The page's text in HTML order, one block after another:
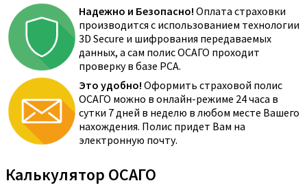
Надежно и Безопасно! Оплата страховки
производится с использованием технологии
3D Secure и шифрования передаваемых
данных, а сам полис ОСАГО проходит
проверку в базе РСА.
Это удобно! Оформить страховой полис
ОСАГО можно в онлайн-режиме 24 часа в
сутки 7 дней в неделю в любом месте Вашего
нахождения. Полис придет Вам на
электронную почту.
Калькулятор ОСАГО